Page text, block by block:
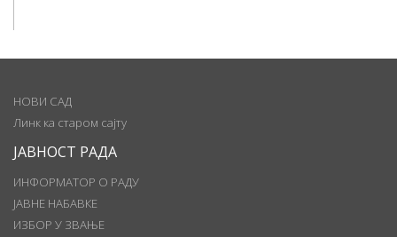
НОВИ САД
Линк ка старом сајту
ЈАВНОСТ РАДА
ИНФОРМАТОР О РАДУ
ЈАВНЕ НАБАВКЕ
ИЗБОР У ЗВАЊЕ